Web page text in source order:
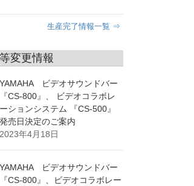
生産完了情報一覧 ⇒
変更情報
YAMAHA ビデオサウンドバー
『CS-800』、 ビデオコラボレ
ーションシステム 『CS-500』
発売日決定のご案内
2023年4月18日
YAMAHA ビデオサウンドバー
『CS-800』、ビデオコラボレー